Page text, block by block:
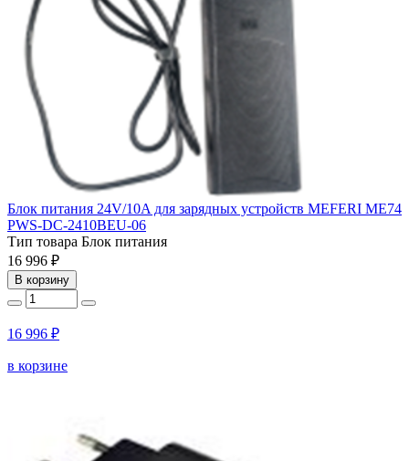
Блок питания 24V/10A для зарядных устройств MEFERI ME74
PWS-DC-2410BEU-06
Тип товара Блок питания
16 996 ₽
В корзину
16 996 ₽
в корзине